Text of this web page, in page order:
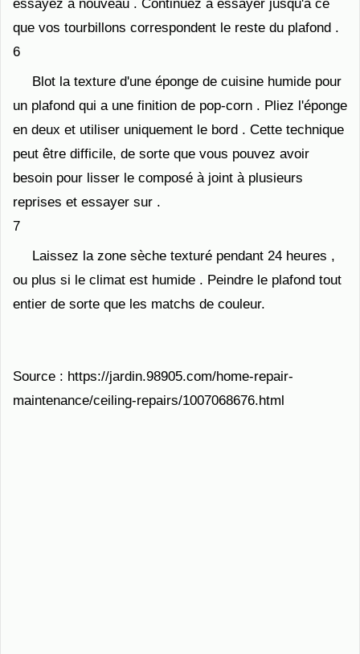
essayez à nouveau . Continuez à essayer jusqu'à ce
que vos tourbillons correspondent le reste du plafond .
6
Blot la texture d'une éponge de cuisine humide pour
un plafond qui a une finition de pop-corn . Pliez l'éponge
en deux et utiliser uniquement le bord . Cette technique
peut être difficile, de sorte que vous pouvez avoir
besoin pour lisser le composé à joint à plusieurs
reprises et essayer sur .
7
Laissez la zone sèche texturé pendant 24 heures ,
ou plus si le climat est humide . Peindre le plafond tout
entier de sorte que les matchs de couleur.
Source : https://jardin.98905.com/home-repair-
maintenance/ceiling-repairs/1007068676.html